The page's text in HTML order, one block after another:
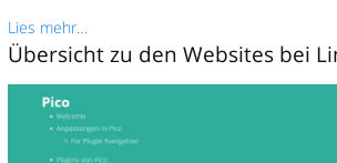
Lies mehr…
Übersicht zu den Websites bei